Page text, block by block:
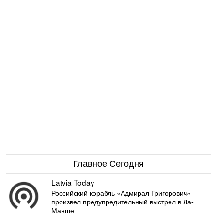
Главное Сегодня
Latvia Today
Российский корабль «Адмирал Григорович»
произвел предупредительный выстрел в Ла-
Манше